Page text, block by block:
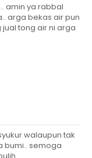
amin ya rabbal
arga bekas air pun
tong air ni arga
walaupun tak
bumi.. semoga